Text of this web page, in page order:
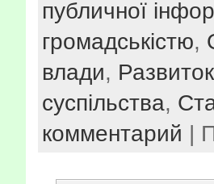
публичної
громадськістю,
влади,
суспільства,
комментарий |